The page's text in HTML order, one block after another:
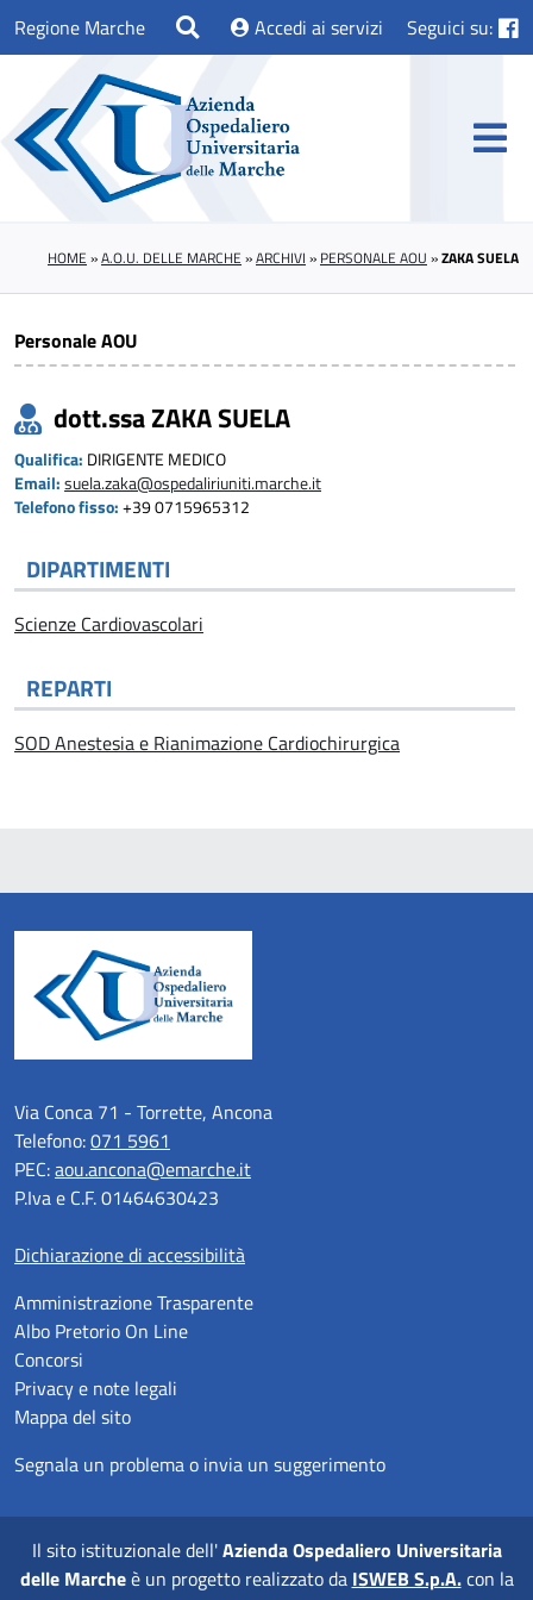
Regione Marche Accedi ai servizi Seguici su:
HOME »A.O.U. DELLE MARCHE »ARCHIVI » PERSONALE AOU »ZAKA SUELA
Personale AOU
dott.ssa ZAKA SUELA
Qualifica: DIRIGENTE MEDICO
Email: suela.zaka@ospedaliriuniti.marche.it
Telefono fisso: +39 0715965312
DIPARTIMENTI
Scienze Cardiovascolari
REPARTI
SOD Anestesia e Rianimazione Cardiochirurgica
Via Conca 71 - Torrette, Ancona
Telefono:071 5961
PEC:aou.ancona@emarche.it
P.Iva e C.F. 01464630423
Dichiarazione di accessibilità
Amministrazione Trasparente
Albo Pretorio On Line
Concorsi
Privacy e note legali
Mappa del sito
Segnala un problema o invia un suggerimento
Il sito istituzionale dell'Azienda Ospedaliero Universitaria
delle Marcheè un progetto realizzato da ISWEB S.p.A.con la